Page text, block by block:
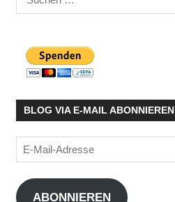
nach:
BLOG VIA E-MAIL ABONNIEREN
E-
Mail-
Adresse
ABONNIEREN